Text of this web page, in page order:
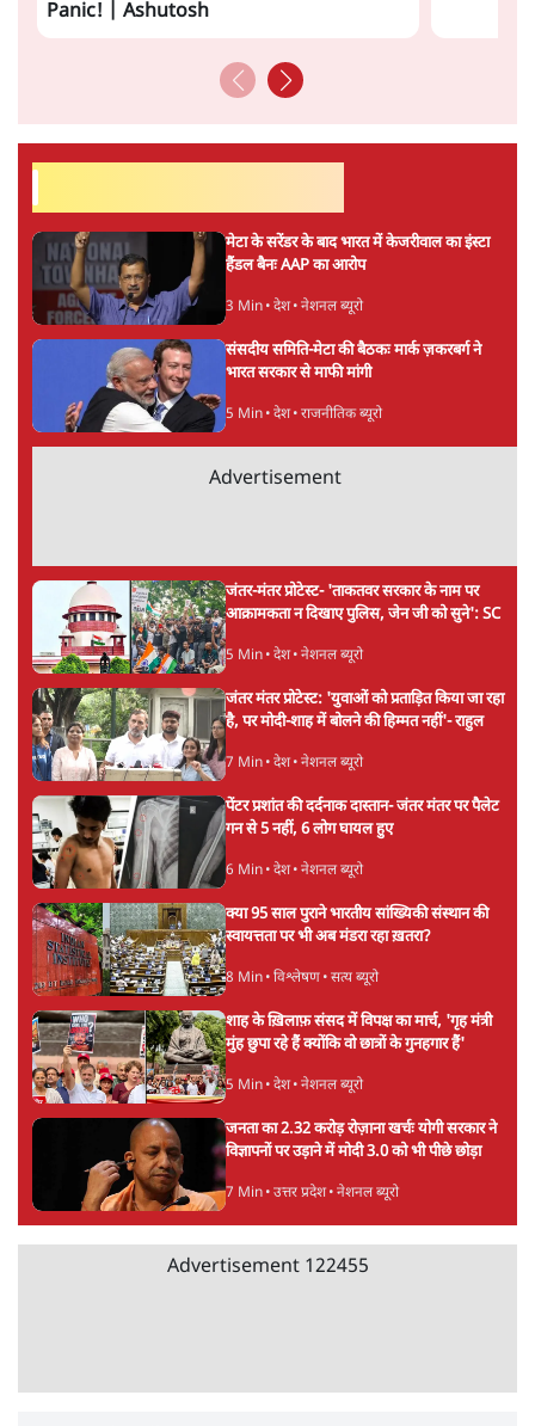
Panic! | Ashutosh
मेटा के सरेंडर के बाद भारत में केजरीवाल का इंस्टा
हैंडल बैनः AAP का आरोप
3 Min• देश• नेशनल ब्यूरो
संसदीय समिति-मेटा की बैठकः मार्क ज़करबर्ग ने
भारत सरकार से माफी मांगी
5 Min• देश• राजनीतिक ब्यूरो
Advertisement
जंतर-मंतर प्रोटेस्ट- 'ताकतवर सरकार के नाम पर
आक्रामकता न दिखाए पुलिस, जेन जी को सुने': SC
5 Min• देश• नेशनल ब्यूरो
जंतर मंतर प्रोटेस्ट: 'युवाओं को प्रताड़ित किया जा रहा
है, पर मोदी-शाह में बोलने की हिम्मत नहीं'- राहुल
7 Min• देश• नेशनल ब्यूरो
पेंटर प्रशांत की दर्दनाक दास्तान- जंतर मंतर पर पैलेट
गन से 5 नहीं, 6 लोग घायल हुए
6 Min• देश• नेशनल ब्यूरो
क्या 95 साल पुराने भारतीय सांख्यिकी संस्थान की
स्वायत्तता पर भी अब मंडरा रहा ख़तरा?
8 Min• विश्लेषण• सत्य ब्यूरो
शाह के ख़िलाफ़ संसद में विपक्ष का मार्च, 'गृह मंत्री
मुंह छुपा रहे हैं क्योंकि वो छात्रों के गुनहगार हैं'
5 Min• देश• नेशनल ब्यूरो
जनता का 2.32 करोड़ रोज़ाना खर्चः योगी सरकार ने
विज्ञापनों पर उड़ाने में मोदी 3.0 को भी पीछे छोड़ा
7 Min• उत्तर प्रदेश• नेशनल ब्यूरो
Advertisement 122455